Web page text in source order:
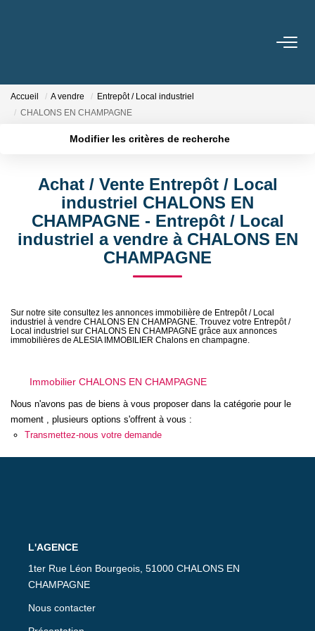
ESTIMER
NOTRE AGENCE
CONTACT
Accueil A vendre
Entrepôt / Local industriel
CHALONS EN CHAMPAGNE
Modifier les critères de recherche
Type de bien
Budget max Plus de critères
Créer une alerte
Achat / Vente Entrepôt / Local
industriel CHALONS EN
CHAMPAGNE - Entrepôt / Local
industriel a vendre à CHALONS EN
CHAMPAGNE
Sur notre site consultez les annonces immobilière de Entrepôt / Local
industriel à vendre CHALONS EN CHAMPAGNE. Trouvez votre Entrepôt /
Local industriel sur CHALONS EN CHAMPAGNE grâce aux annonces
immobilières de ALESIA IMMOBILIER Chalons en champagne.
Immobilier CHALONS EN CHAMPAGNE
Nous n'avons pas de biens à vous proposer dans la catégorie pour le
moment , plusieurs options s'offrent à vous :
Transmettez-nous votre demande
L'AGENCE
1ter Rue Léon Bourgeois, 51000 CHALONS EN
CHAMPAGNE
Nous contacter